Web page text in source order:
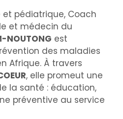
pédiatrique, Coach
et médecin du
NOUTONG est
des maladies
Afrique. À travers
, elle promeut une
la santé : éducation,
préventive au service